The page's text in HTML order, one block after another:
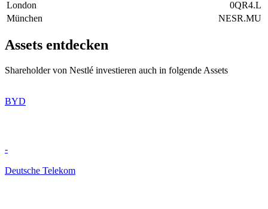
London
0QR4.L
München
NESR.MU
Assets entdecken
Shareholder von Nestlé investieren auch in folgende Assets
BYD
-
Deutsche Telekom